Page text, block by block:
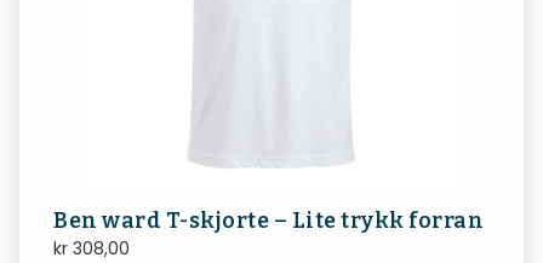
Ben ward T-skjorte – Lite trykk forran
kr 308,00